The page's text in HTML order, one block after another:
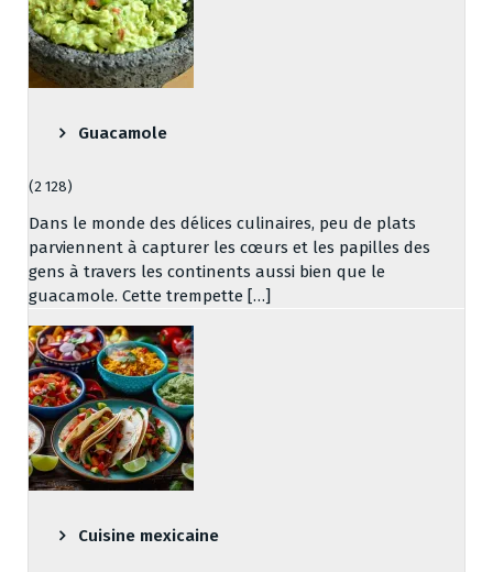
Guacamole
(2 128)
Dans le monde des délices culinaires, peu de plats
parviennent à capturer les cœurs et les papilles des
gens à travers les continents aussi bien que le
guacamole. Cette trempette […]
Cuisine mexicaine